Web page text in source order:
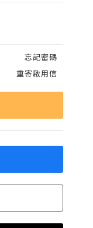
忘記密碼
重寄啟用信